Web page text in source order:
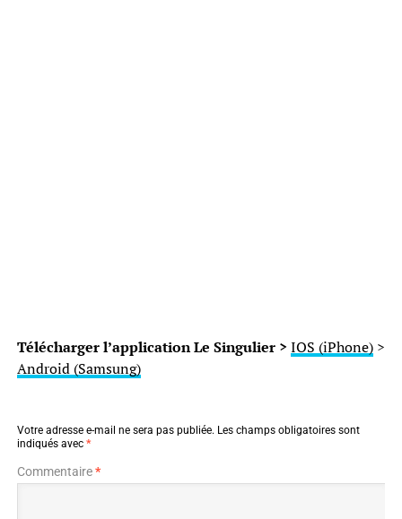
Télécharger l’application Le Singulier > IOS (iPhone)>
Android (Samsung)
Votre adresse e-mail ne sera pas publiée. Les champs obligatoires sont
indiqués avec *
Commentaire*